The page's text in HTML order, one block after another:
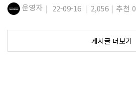
운영자 22-09-16 2,056 추천 0
게시글 더보기